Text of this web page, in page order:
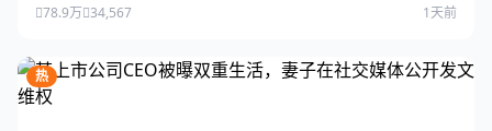
78.9万 34,567 1天前
热